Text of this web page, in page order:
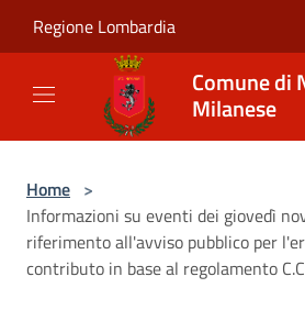
Regione Lombardia
Comune di
Milanese
Home >
Informazioni su eventi dei giovedì
riferimento all'avviso pubblico per
contributo in base al regolamento